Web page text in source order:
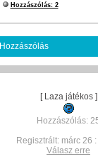
Hozzászólás: 2
Hozzászólás
[ Laza játékos ]
Hozzászólás:
Regisztrált: márc 26
Válasz erre